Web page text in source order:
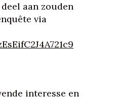
aan zouden
via
interesse en